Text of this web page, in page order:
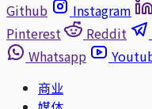
Github
Instagram
Pinterest
Reddit
Whatsapp
商业